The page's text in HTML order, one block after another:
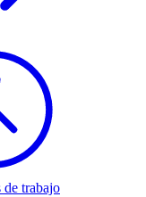
trabajo